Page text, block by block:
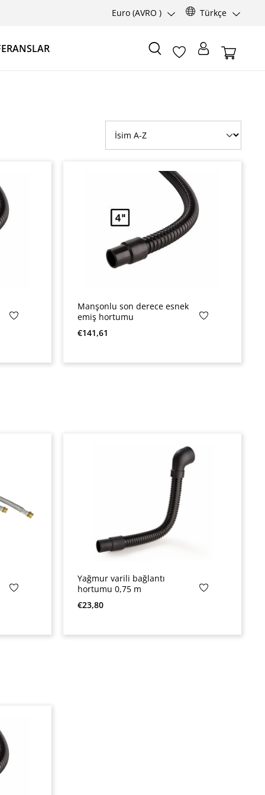
Euro (AVRO ) Türkçe
Manşonlu son derece esnek
emiş hortumu
Normal fiyat:
€141,61
Yağmur varili bağlantı
hortumu 0,75 m
Normal fiyat:
€23,80